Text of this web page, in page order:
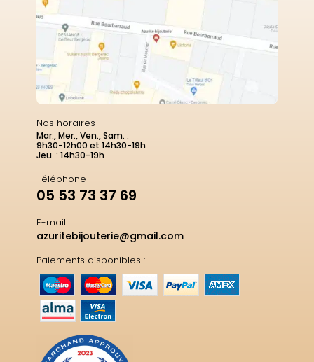
Nos horaires
Mar., Mer., Ven., Sam. :
9h30-12h00 et 14h30-19h
Jeu. : 14h30-19h
Téléphone
05 53 73 37 69
E-mail
azuritebijouterie@gmail.com
Paiements disponibles :